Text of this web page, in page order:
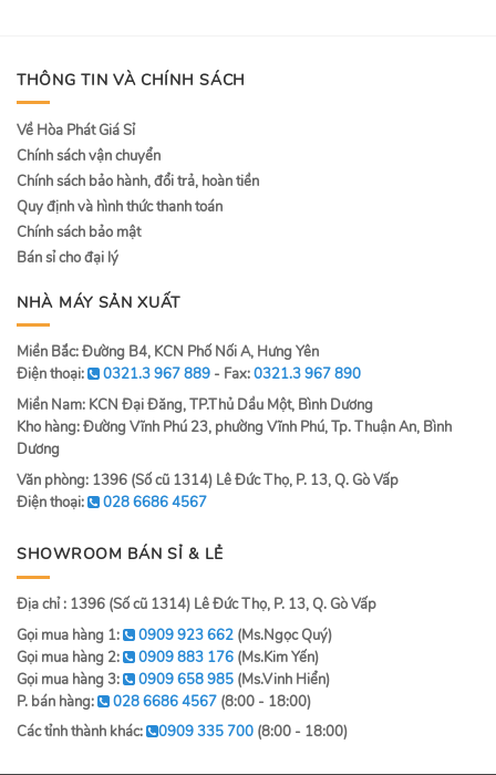
THÔNG TIN VÀ CHÍNH SÁCH
Về Hòa Phát Giá Sỉ
Chính sách vận chuyển
Chính sách bảo hành, đổi trả, hoàn tiền
Quy định và hình thức thanh toán
Chính sách bảo mật
Bán sỉ cho đại lý
NHÀ MÁY SẢN XUẤT
Miền Bắc: Đường B4, KCN Phố Nối A, Hưng Yên
Điện thoại:
0321.3 967 889 - Fax:0321.3 967 890
Miền Nam: KCN Đại Đăng, TP.Thủ Dầu Một, Bình Dương
Kho hàng: Đường Vĩnh Phú 23, phường Vĩnh Phú, Tp. Thuận An, Bình
Dương
Văn phòng: 1396 (Số cũ 1314) Lê Đức Thọ, P. 13, Q. Gò Vấp
Điện thoại:
028 6686 4567
SHOWROOM BÁN SỈ & LẺ
Địa chỉ : 1396 (Số cũ 1314) Lê Đức Thọ, P. 13, Q. Gò Vấp
Gọi mua hàng 1:
0909 923 662 (Ms.Ngọc Quý)
Gọi mua hàng 2:
0909 883 176 (Ms.Kim Yến)
Gọi mua hàng 3:
0909 658 985 (Ms.Vinh Hiển)
P. bán hàng:
028 6686 4567 (8:00 - 18:00)
Các tỉnh thành khác:
0909 335 700 (8:00 - 18:00)